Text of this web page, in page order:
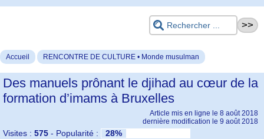
Accueil RENCONTRE DE CULTURE • Monde musulman
Des manuels prônant le djihad au cœur de la
formation d’imams à Bruxelles
Article mis en ligne le 8 août 2018
dernière modification le 9 août 2018
Visites : 575 - Popularité : 28%